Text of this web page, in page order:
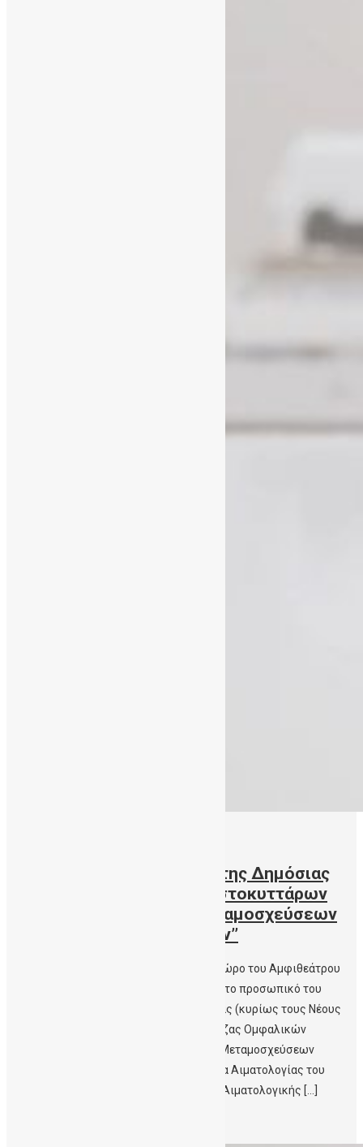
ΓΝ-ΚΥ Σητείας – ‘’ Το Έργο της Δημόσιας
Τράπεζας Ομφαλικών Βλαστοκυττάρων
Κρήτης στο πεδίο των Μεταμοσχεύσεων
Αιματολογικών Νοσημάτων’’
Την παρασκευή 12 -7-2019 ώρα 1μμ στο χώρο του Αμφιθεάτρου
του ΓΝ-ΚΥ Σητείας μίλησε και ενημέρωσε το προσωπικό του
Νοσοκομείου και τους πολίτες της Σητείας (κυρίως τους Νέους
Γονείς) για ‘’ Το Έργο της Δημόσιας Τράπεζας Ομφαλικών
Βλαστοκυττάρων Κρήτης στο πεδίο των Μεταμοσχεύσεων
Αιματολογικών Νοσημάτων’’ η Καθηγήτρια Αιματολογίας του
Πανεπιστημίου Κρήτης , Διευθύντρια της Αιματολογικής […]